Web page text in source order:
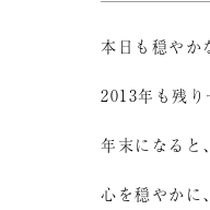
本日も穏やか
2013年も残り
年末になると
心を穏やかに、